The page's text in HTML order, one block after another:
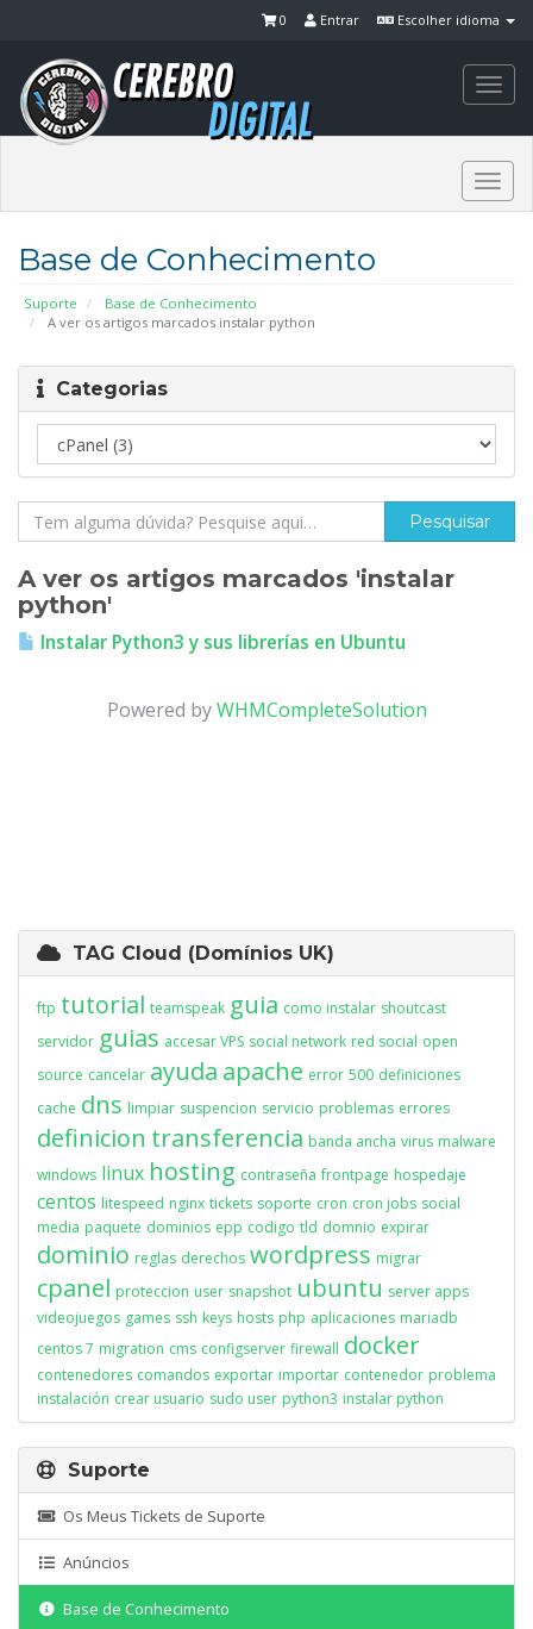
Escolher idioma
Entrar
0
Base de Conhecimento
Suporte
Base de Conhecimento
A ver os artigos marcados instalar python
Categorias
A ver os artigos marcados 'instalar
python'
Instalar Python3 y sus librerías en Ubuntu
Powered byWHMCompleteSolution
TAG Cloud (Domínios UK)
ftp tutorial teamspeak guia como instalar shoutcast
servidor guias accesar VPS social network red social open
source cancelar ayuda apache error 500 definiciones
cache dns limpiar suspencion servicio problemas errores
definicion transferencia banda ancha virus malware
windows linux hosting contraseña frontpage hospedaje
centos litespeed nginx tickets soporte cron cron jobs social
media paquete dominios epp codigo tld domnio expirar
dominio reglas derechos wordpress migrar
cpanel proteccion user snapshot ubuntu server apps
videojuegos games ssh keys hosts php aplicaciones mariadb
centos 7 migration cms configserver firewall docker
contenedores comandos exportar importar contenedor problema
instalación crear usuario sudo user python3 instalar python
Suporte
Os Meus Tickets de Suporte
Anúncios
Base de Conhecimento